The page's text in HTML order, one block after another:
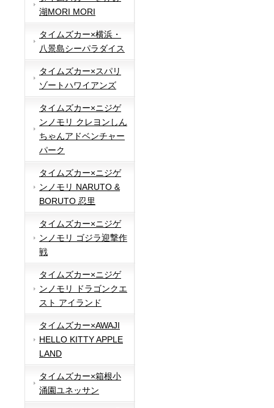
湖MORI MORI
タイムズカー×横浜・
八景島シーパラダイス
タイムズカー×スパリ
ゾートハワイアンズ
タイムズカー×ニジゲ
ンノモリ クレヨンしん
ちゃんアドベンチャー
パーク
タイムズカー×ニジゲ
ンノモリ NARUTO &
BORUTO 忍里
タイムズカー×ニジゲ
ンノモリ ゴジラ迎撃作
戦
タイムズカー×ニジゲ
ンノモリ ドラゴンクエ
スト アイランド
タイムズカー×AWAJI
HELLO KITTY APPLE
LAND
タイムズカー×箱根小
涌園ユネッサン